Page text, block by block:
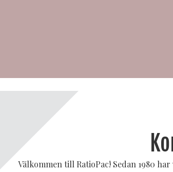
Välkommen till RatioPac! Sedan 1980